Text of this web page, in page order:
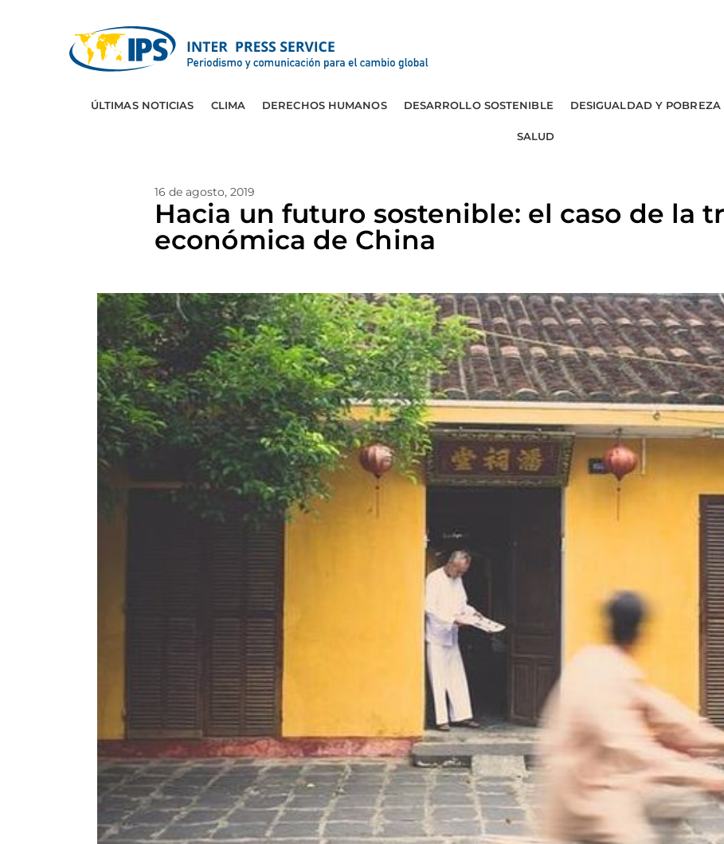
ÚLTIMAS NOTICIAS CLIMA DERECHOS HUMANOS DESARROLLO SOSTENIBLE DESIGUALDAD Y POBREZA
SALUD
16 de agosto, 2019
Hacia un futuro sostenible: el caso de la
económica de China